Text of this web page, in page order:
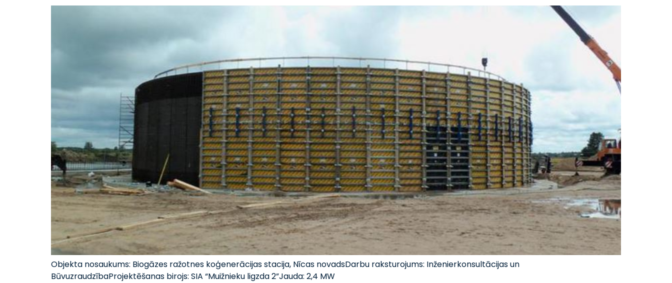
Objekta nosaukums: Biogāzes ražotnes koģenerācijas stacija, Nīcas novadsDarbu raksturojums: Inženierkonsultācijas un
BūvuzraudzībaProjektēšanas birojs: SIA “Muižnieku ligzda 2”Jauda: 2,4 MW